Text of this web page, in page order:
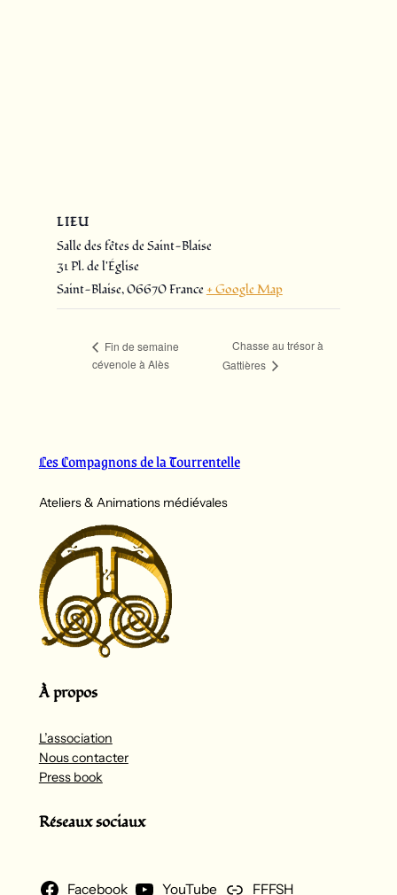
LIEU
Salle des fêtes de Saint-Blaise
31 Pl. de l'Église
Saint-Blaise,06670 France + Google Map
Fin de semaine
cévenole à Alès
Chasse au trésor à
Gattières
Les Compagnons de la Tourrentelle
Ateliers & Animations médiévales
À propos
L’association
Nous contacter
Press book
Réseaux sociaux
Facebook YouTube FFFSH